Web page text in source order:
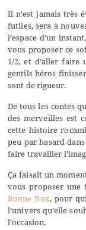
Il n’est jamais très
futiles, sera à
l’espace d’un
vous proposer ce
1/2, et d’aller faire
gentils héros
sont de rigueur.
De tous les contes
des merveilles est
cette histoire
peu par hasard
faire travailler
Ça faisait un
vous proposer une
Bonne Box, pour
l’univers qu’elle
l’occasion.